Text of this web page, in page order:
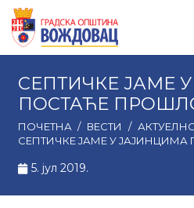
СЕПТИЧКЕ ЈАМЕ
ПОСТАЋЕ
ПОЧЕТНА / ВЕСТИ /
СЕПТИЧКЕ ЈАМЕ У
5. јул 2019.